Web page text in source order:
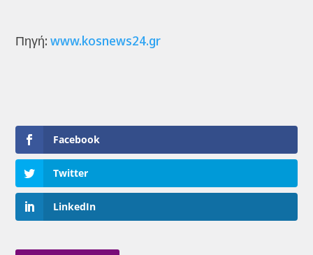
Πηγή:www.kosnews24.gr
Facebook
Twitter
LinkedIn